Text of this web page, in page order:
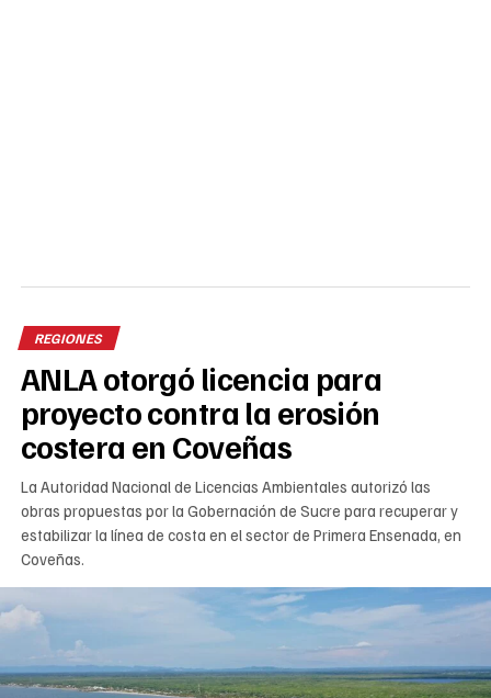
REGIONES
ANLA otorgó licencia para
proyecto contra la erosión
costera en Coveñas
La Autoridad Nacional de Licencias Ambientales autorizó las
obras propuestas por la Gobernación de Sucre para recuperar y
estabilizar la línea de costa en el sector de Primera Ensenada, en
Coveñas.